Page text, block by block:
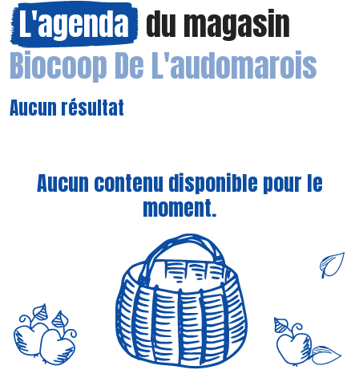
L'agenda du magasin
Biocoop De L'audomarois
Aucun résultat
Aucun contenu disponible pour le
moment.